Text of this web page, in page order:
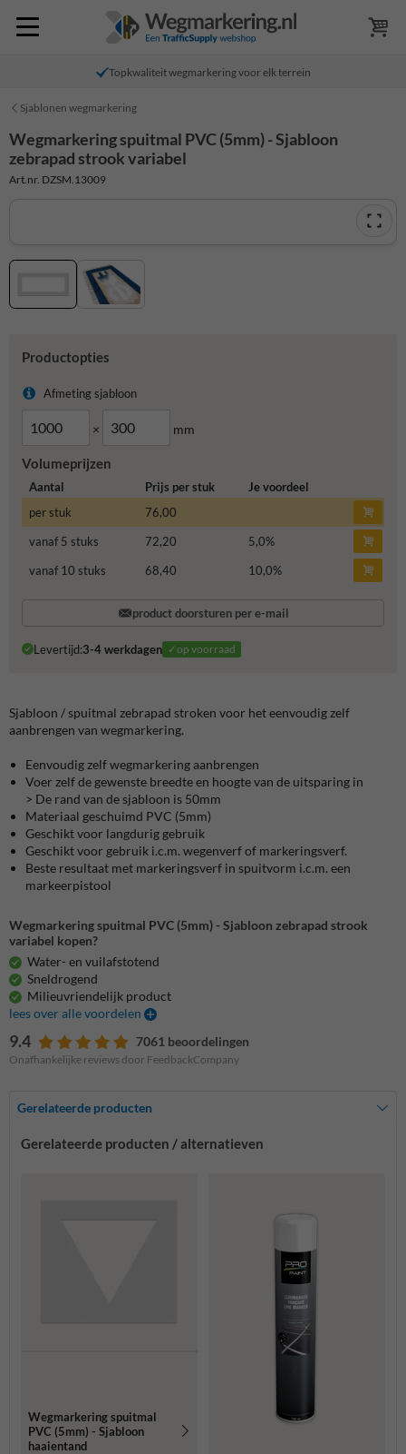
Topkwaliteit wegmarkering voor elk terrein
Sjablonen wegmarkering
Wegmarkering spuitmal PVC (5mm) - Sjabloon
zebrapad strook variabel
Art.nr. DZSM.13009
Productopties
Afmeting sjabloon
× mm
Volumeprijzen
Aantal Prijs per stuk
Je voordeel
per stuk
76,00
vanaf 5 stuks
72,20 5,0%
vanaf 10 stuks
68,40 10,0%
product doorsturen per e-mail
Levertijd:3-4 werkdagen ✓op voorraad
Sjabloon / spuitmal zebrapad stroken voor het eenvoudig zelf
aanbrengen van wegmarkering.
Eenvoudig zelf wegmarkering aanbrengen
Voer zelf de gewenste breedte en hoogte van de uitsparing in
> De rand van de sjabloon is 50mm
Materiaal geschuimd PVC (5mm)
Geschikt voor langdurig gebruik
Geschikt voor gebruik i.c.m. wegenverf of markeringsverf.
Beste resultaat met markeringsverf in spuitvorm i.c.m. een
markeerpistool
Wegmarkering spuitmal PVC (5mm) - Sjabloon zebrapad strook
variabel kopen?
Water- en vuilafstotend
Sneldrogend
Milieuvriendelijk product
lees over alle voordelen
9.4 7061 beoordelingen
Onafhankelijke reviews door FeedbackCompany
Gerelateerde producten
Gerelateerde producten / alternatieven
Wegmarkering spuitmal
PVC (5mm) - Sjabloon
haaientand